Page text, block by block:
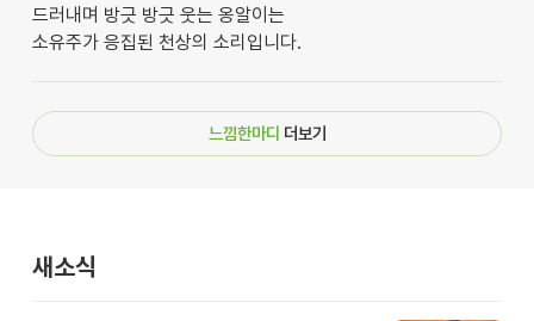
드러내며 방긋 방긋 웃는 옹알이는
소유주가 응집된 천상의 소리입니다.
느낌한마디 더보기
새소식